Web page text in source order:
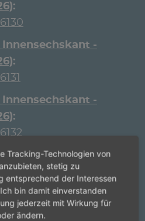
-
-
-
Innensechskant -
Tracking-Technologien von
stetig zu
entsprechend der Interessen
bin damit einverstanden
jederzeit mit Wirkung für
ändern.